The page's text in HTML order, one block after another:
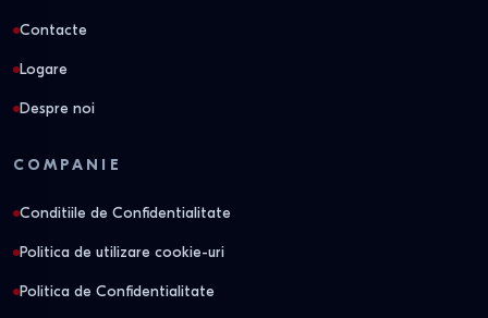
Contacte
Logare
Despre noi
COMPANIE
Conditiile de Confidentialitate
Politica de utilizare cookie-uri
Politica de Confidentialitate